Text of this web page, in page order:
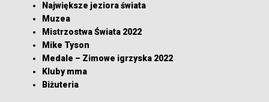
Największe jeziora świata
Muzea
Mistrzostwa Świata 2022
Mike Tyson
Medale – Zimowe igrzyska 2022
Kluby mma
Biżuteria